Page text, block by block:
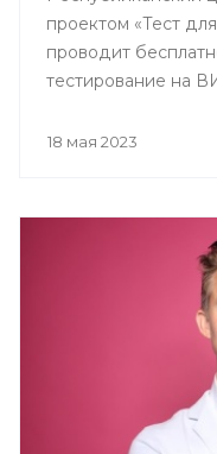
проектом «Тест
проводит
тестирование на
18 мая 2023